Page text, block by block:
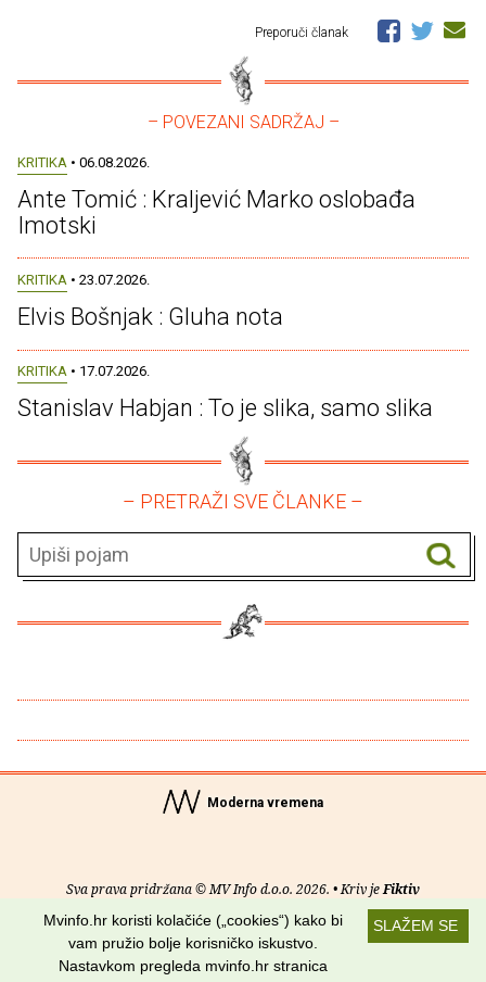
Preporuči članak
– POVEZANI SADRŽAJ –
KRITIKA • 06.08.2026.
Ante Tomić : Kraljević Marko oslobađa
Imotski
KRITIKA • 23.07.2026.
Elvis Bošnjak : Gluha nota
KRITIKA • 17.07.2026.
Stanislav Habjan : To je slika, samo slika
– PRETRAŽI SVE ČLANKE –
Moderna vremena
Sva prava pridržana © MV Info d.o.o. 2026. • Kriv jeFiktiv
O nama• Pomoć• Uvjeti korištenja•RSS kanali
Potraži nas na:
SLAŽEM SE
Mvinfo.hr koristi kolačiće („cookies“) kako bi
vam pružio bolje korisničko iskustvo.
Nastavkom pregleda mvinfo.hr stranica